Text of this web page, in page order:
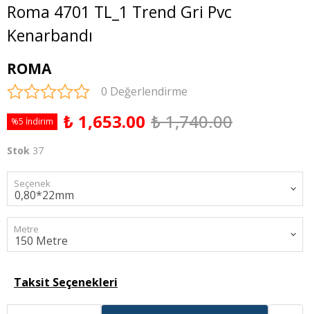
Roma 4701 TL_1 Trend Gri Pvc
Kenarbandı
ROMA
0 Değerlendirme
%5 İndirim ₺ 1,653.00 ₺ 1,740.00
Stok 37
Seçenek
Metre
Taksit Seçenekleri